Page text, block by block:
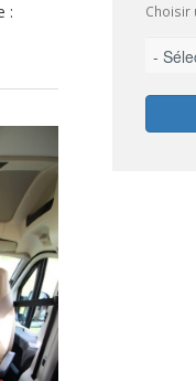
:
Choisir